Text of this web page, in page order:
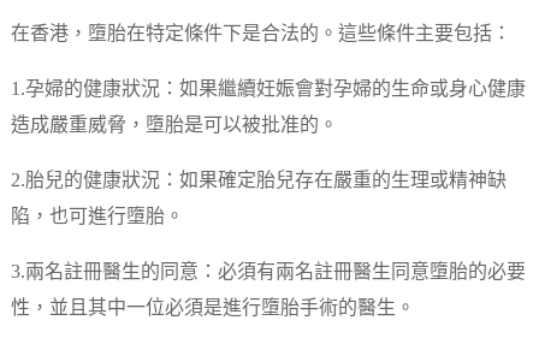
在香港，墮胎在特定條件下是合法的。這些條件主要包括：
1.孕婦的健康狀況：如果繼續妊娠會對孕婦的生命或身心健康
造成嚴重威脅，墮胎是可以被批准的。
2.胎兒的健康狀況：如果確定胎兒存在嚴重的生理或精神缺
陷，也可進行墮胎。
3.兩名註冊醫生的同意：必須有兩名註冊醫生同意墮胎的必要
性，並且其中一位必須是進行墮胎手術的醫生。